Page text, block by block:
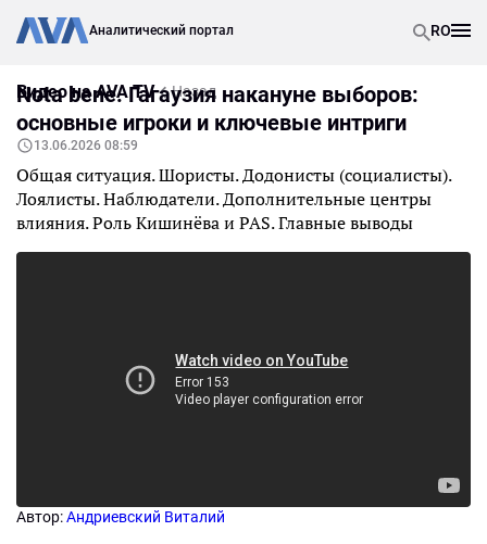
Аналитический портал RO
Видео на AVA TV Назад
Nota bene. Гагаузия накануне выборов:
основные игроки и ключевые интриги
13.06.2026 08:59
Общая ситуация. Шористы. Додонисты (социалисты).
Лоялисты. Наблюдатели. Дополнительные центры
влияния. Роль Кишинёва и PAS. Главные выводы
Автор:Андриевский Виталий